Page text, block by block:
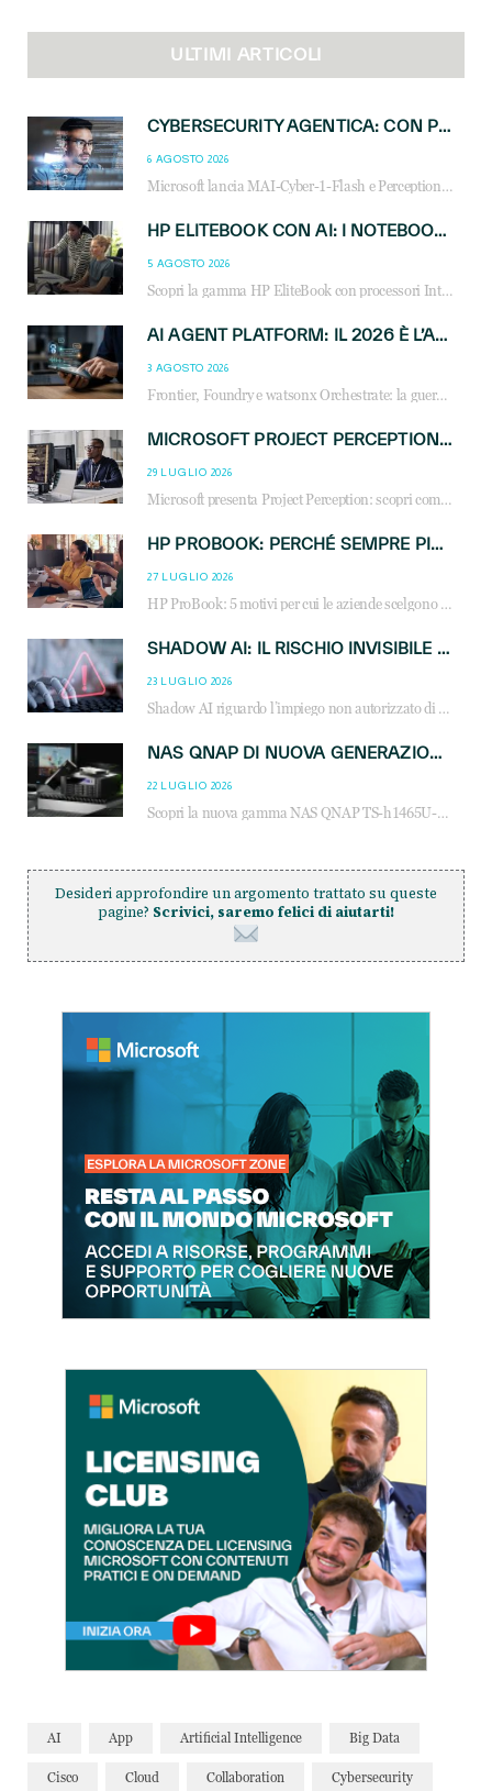
ULTIMI ARTICOLI
CYBERSECURITY AGENTICA: CON PERCEPTION E MAI-CYBER-1-FLASH MICROSOFT APRE NUOVI SERVIZI PER IL CANALE
6 AGOSTO 2026
Microsoft lancia MAI-Cyber-1-Flash e Perception: cybersecurity agentica in preview dal 3 novembre. Cosa cambia per MSP, system integrator e reseller.
HP ELITEBOOK CON AI: I NOTEBOOK BUSINESS INTELLIGENTI CHE TRASFORMANO PRODUTTIVITÀ, SICUREZZA E LAVORO IBRIDO
5 AGOSTO 2026
Scopri la gamma HP EliteBook con processori Intel® Core™ Ultra e AMD Ryzen™ AI. Notebook business progettati per aumentare la produttività, migliorare la collaborazione e garantire sicurezza avanzata in ufficio e in mobilità.
AI AGENT PLATFORM: IL 2026 È L’ANNO DEL «SISTEMA OPERATIVO» PER GLI AGENTI AZIENDALI
3 AGOSTO 2026
Frontier, Foundry e watsonx Orchestrate: la guerra delle piattaforme AI agent ridisegna il mercato IT. Cosa cambia per reseller, MSP e system integrator.
MICROSOFT PROJECT PERCEPTION: COME GLI AGENTI AI CAMBIERANNO SOC, CYBERSECURITY E SERVIZI MSP
29 LUGLIO 2026
Microsoft presenta Project Perception: scopri come gli agenti AI possono trasformare cybersecurity, SOC e servizi gestiti degli MSP.
HP PROBOOK: PERCHÉ SEMPRE PIÙ AZIENDE SCELGONO NOTEBOOK PROGETTATI PER IL LAVORO MODERNO
27 LUGLIO 2026
HP ProBook: 5 motivi per cui le aziende scelgono i notebook business HP per migliorare produttività, sicurezza e gestione dell’AI.
SHADOW AI: IL RISCHIO INVISIBILE CHE LE AZIENDE POSSONO GOVERNARE
23 LUGLIO 2026
Shadow AI riguardo l’impiego non autorizzato di sistemi AI all’interno dell’azienda. E’ una pratica che si diffonde a partire dai dipendenti fino ai dirigenti e mette a repentaglio la cybersecurity, con costi più elevati per le organizzazioni. Due recenti report illustrano il fenomeno e forniscono dati in merito
NAS QNAP DI NUOVA GENERAZIONE: PIÙ PRESTAZIONI, SCALABILITÀ E PROTEZIONE DEI DATI PER LE INFRASTRUTTURE IT MODERNE
22 LUGLIO 2026
Scopri la nuova gamma NAS QNAP TS-h1465U-RP, TS-h1065eU e TS-h665U: storage aziendale con ZFS, DDR5, E1.S NVMe e connettività 2.5GbE per backup, virtualizzazione e cybersecurity.
Desideri approfondire un argomento trattato su queste
pagine? Scrivici, saremo felici di aiutarti!
AI App Artificial Intelligence Big Data
Cisco Cloud Collaboration Cybersecurity